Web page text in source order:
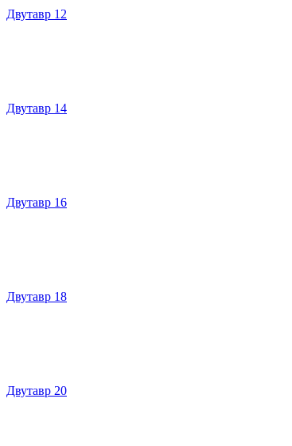
Двутавр 12
Двутавр 14
Двутавр 16
Двутавр 18
Двутавр 20